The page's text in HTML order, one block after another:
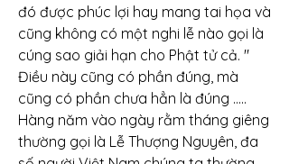
đó được phúc lợi hay mang tai họa và
cũng không có một nghi lễ nào gọi là
cúng sao giải hạn cho Phật tử cả. "
Điều này cũng có phần đúng, mà
cũng có phần chưa hẳn là đúng .....
Hàng năm vào ngày rằm tháng giêng
thường gọi là Lễ Thượng Nguyên, đa